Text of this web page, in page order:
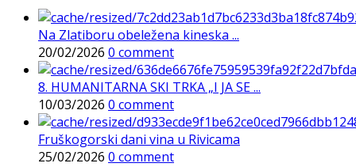
Na Zlatiboru obeležena kineska ...
20/02/2026 0 comment
8. HUMANITARNA SKI TRKA „I JA SE ...
10/03/2026 0 comment
Fruškogorski dani vina u Rivicama
25/02/2026 0 comment